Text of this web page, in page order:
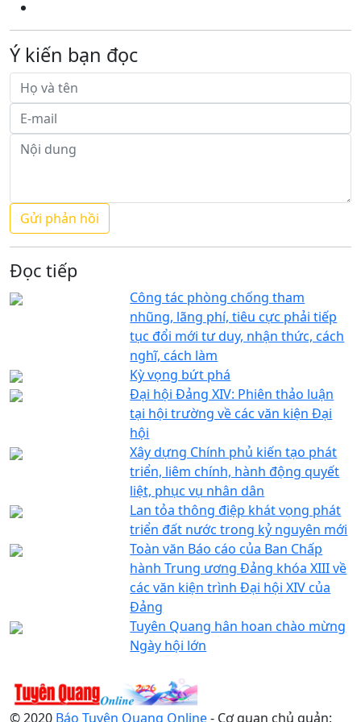
Ý kiến bạn đọc
Đọc tiếp
Công tác phòng chống tham
nhũng, lãng phí, tiêu cực phải tiếp
tục đổi mới tư duy, nhận thức, cách
nghĩ, cách làm
Kỳ vọng bứt phá
Đại hội Đảng XIV: Phiên thảo luận
tại hội trường về các văn kiện Đại
hội
Xây dựng Chính phủ kiến tạo phát
triển, liêm chính, hành động quyết
liệt, phục vụ nhân dân
Lan tỏa thông điệp khát vọng phát
triển đất nước trong kỷ nguyên mới
Toàn văn Báo cáo của Ban Chấp
hành Trung ương Đảng khóa XIII về
các văn kiện trình Đại hội XIV của
Đảng
Tuyên Quang hân hoan chào mừng
Ngày hội lớn
© 2020 Báo Tuyên Quang Online- Cơ quan chủ quản: